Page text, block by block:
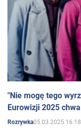
"Nie mogę tego
Eurowizji 2025
Rozrywka05.03.2025 16:18